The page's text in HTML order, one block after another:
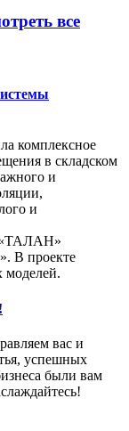
все
комплексное
в складском
и
и
«ТАЛАН»
В проекте
моделей.
вас и
успешных
были вам